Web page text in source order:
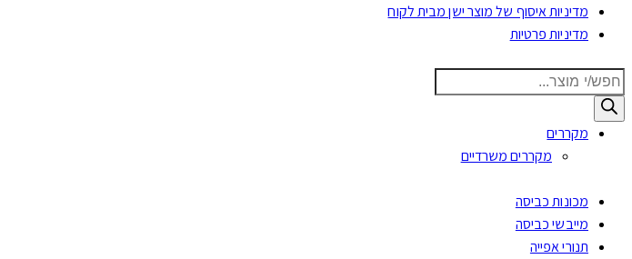
מדיניות איסוף של מוצר ישן מבית לקוח
מדיניות פרטיות
Products
search
מקררים
מקררים משרדיים
מכונות כביסה
מייבשי כביסה
תנורי אפייה